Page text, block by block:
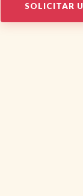
SOLICITAR